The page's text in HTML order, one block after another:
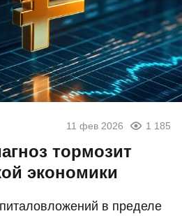
11 фев 2026 1 185
тормозит
экономики
в пределе